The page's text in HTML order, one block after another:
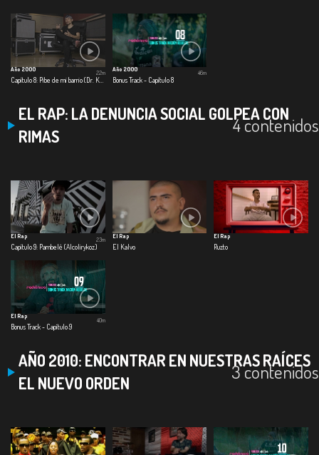
Año 2000
22m
Año 2000
Bonus Track - Capítulo 8
46m
EL RAP: LA DENUNCIA SOCIAL GOLPEA CON
RIMAS
4 contenidos
El Rap
Capítulo 9: Pambelé (Alcolirykoz)
23m
El Rap
El Kalvo
El Rap
Ruzto
El Rap
Bonus Track - Capítulo 9
40m
AÑO 2010: ENCONTRAR EN NUESTRAS RAÍCES
EL NUEVO ORDEN
3 contenidos